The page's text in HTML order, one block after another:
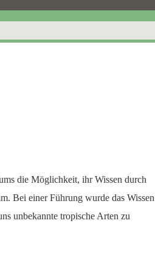
die Möglichkeit, ihr Wissen durch
Bei einer Führung wurde das Wissen
unbekannte tropische Arten zu